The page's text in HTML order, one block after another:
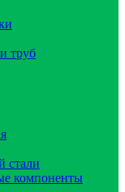
труб
стали
компоненты